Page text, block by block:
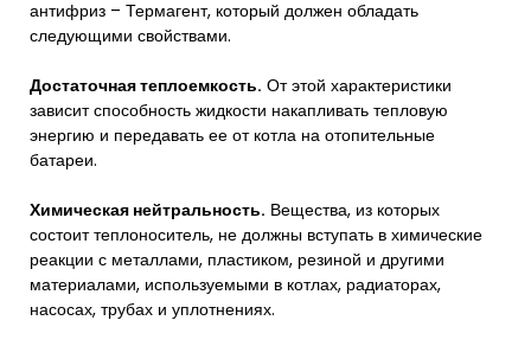
антифриз – Термагент, который должен обладать
следующими свойствами.
Достаточная теплоемкость. От этой характеристики
зависит способность жидкости накапливать тепловую
энергию и передавать ее от котла на отопительные
батареи.
Химическая нейтральность. Вещества, из которых
состоит теплоноситель, не должны вступать в химические
реакции с металлами, пластиком, резиной и другими
материалами, используемыми в котлах, радиаторах,
насосах, трубах и уплотнениях.